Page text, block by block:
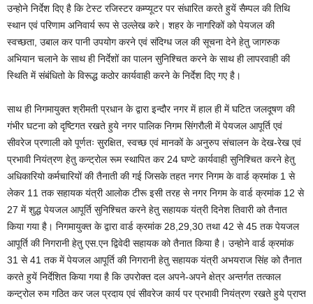
उन्होने निर्देश दिए है कि टेस्ट रजिस्टर कम्प्यूटर पर संधारित करते हुयें सैम्पल की तिथि
स्थान एवं परिणाम अनिवार्य रूप से उल्लेख करे। शहर के नागरिकों को पेयजल की
स्वच्छता, उबाल कर पानी उपयोग करने एवं संदिग्ध जल की सूचना देने हेतु जागरुक
अभियान चलाने के साथ ही निर्देशों का पालन सुनिश्चित करने के साथ ही लापरवाही की
स्थिति में संबंधितो के विरूद्ध कठोर कार्यवाही करने के निर्देश दिए गए है।
साथ ही निगमायुक्त श्रीमती प्रधान के द्वारा इन्दौर नगर में हाल ही में घटित जलदूषण की
गंभीर घटना को दृष्टिगत रखते हुये नगर पालिक निगम सिंगरौली में पेयजल आपूर्ति एवं
सीवरेज प्रणाली को पूर्णतः सुरक्षित, स्वच्छ एवं मानकों के अनुरुप संचालन के देख-रेख एवं
प्रभावी नियंत्रण हेतु कन्ट्रोल रूम स्थापित कर 24 घण्टे कार्यवाही सुनिश्चित करने हेतु
अधिकारियो कर्मचारियों की तैनाती की गई जिसके तहत नगर निगम के वार्ड क्रमांक 1 से
लेकर 11 तक सहायक यंत्री आलोक टीरू इसी तरह से नगर निगम के वार्ड क्रमांक 12 से
27 में शुद्ध पेयजल आपूर्ति सुनिश्चित करने हेतु सहायक यंत्री दिनेश तिवारी को तैनात
किया गया है। निगमायुक्त के द्वारा वार्ड क्रमांक 28,29,30 तथा 42 से 45 तक पेयजल
आपूर्ति की निगरानी हेतु एस.एन द्विवेदी सहायक को तैनात किया है। उन्होने वार्ड क्रमांक
31 से 41 तक में पेयजल आपूर्ति की निगरानी हेतु सहायक यंत्री अभयराज सिंह को तैनात
करते हुयें निर्देशित किया गया है कि उपरोक्त दल अपने-अपने क्षेत्र अन्तर्गत तत्काल
कन्ट्रोल रुम गठित कर जल प्रदाय एवं सीवरेज कार्य पर प्रभावी नियंत्रण रखते हुये प्राप्त